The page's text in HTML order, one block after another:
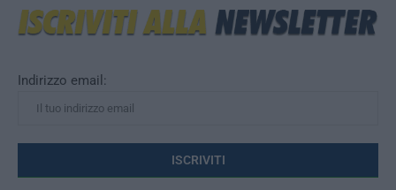
Indirizzo email: